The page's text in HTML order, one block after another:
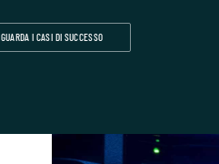
GUARDA I CASI DI SUCCESSO